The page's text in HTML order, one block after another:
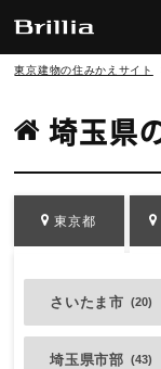
東京建物の住みかえサイト
埼玉県
東京都
さいたま市 (20)
埼玉県市部 (43)